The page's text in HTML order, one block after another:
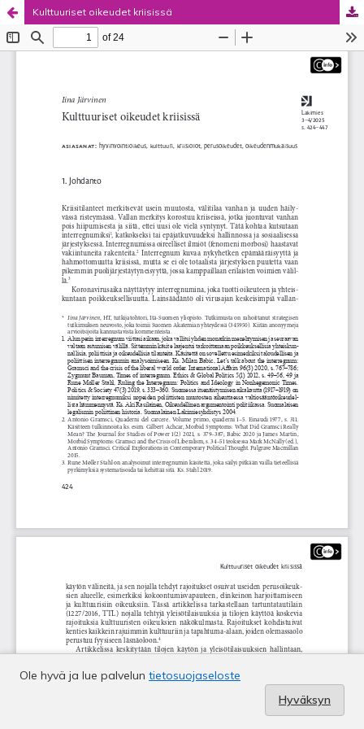
Kulttuuriset oikeudet kriisissä
Ole hyvä ja lue palvelun tietosuojaseloste
Hyväksyn
Tieteellisten seurain valtuuskunta.